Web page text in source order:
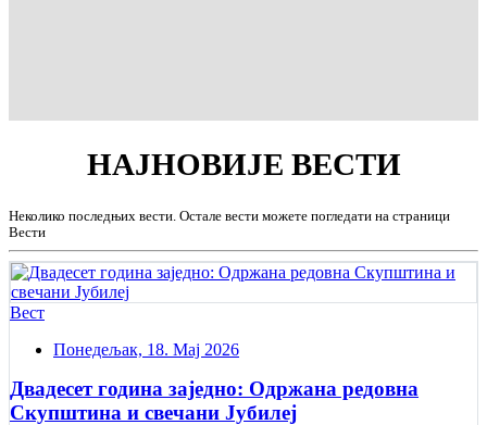
НАЈНОВИЈЕ ВЕСТИ
Неколико последњих вести. Остале вести можете погледати на страници
Вести
Вест
Понедељак, 18. Мај 2026
Двадесет година заједно: Одржана редовна
Скупштина и свечани Jубилеј